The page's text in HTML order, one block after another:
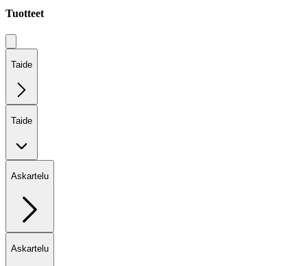
Tuotteet
Taide
Taide
Askartelu
Askartelu